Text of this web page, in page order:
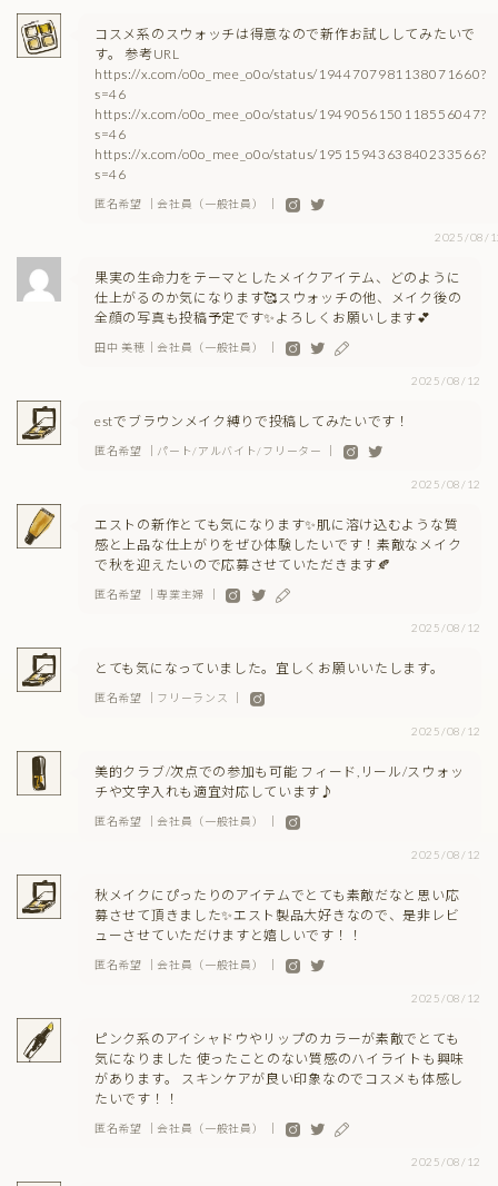
コスメ系のスウォッチは得意なので新作お試ししてみたいで
す。 参考URL
https://x.com/o0o_mee_o0o/status/1944707981138071660?
s=46
https://x.com/o0o_mee_o0o/status/1949056150118556047?
s=46
https://x.com/o0o_mee_o0o/status/1951594363840233566?
s=46
匿名希望 ｜会社員（一般社員） ｜
2025/08/
果実の生命力をテーマとしたメイクアイテム、どのように
仕上がるのか気になります🥰スウォッチの他、メイク後の
全顔の写真も投稿予定です✨よろしくお願いします💕
田中 美穂｜会社員（一般社員） ｜
2025/08/12
estでブラウンメイク縛りで投稿してみたいです！
匿名希望 ｜パート/アルバイト/フリーター ｜
2025/08/12
エストの新作とても気になります✨肌に溶け込むような質
感と上品な仕上がりをぜひ体験したいです！素敵なメイク
で秋を迎えたいので応募させていただきます🍂
匿名希望 ｜専業主婦 ｜
2025/08/12
とても気になっていました。宜しくお願いいたします。
匿名希望 ｜フリーランス ｜
2025/08/12
美的クラブ/次点での参加も可能 フィード,リール/スウォッ
チや文字入れも適宜対応しています♪
匿名希望 ｜会社員（一般社員） ｜
2025/08/12
秋メイクにぴったりのアイテムでとても素敵だなと思い応
募させて頂きました✨エスト製品大好きなので、是非レビ
ューさせていただけますと嬉しいです！！
匿名希望 ｜会社員（一般社員） ｜
2025/08/12
ピンク系のアイシャドウやリップのカラーが素敵でとても
気になりました 使ったことのない質感のハイライトも興味
があります。 スキンケアが良い印象なのでコスメも体感し
たいです！！
匿名希望 ｜会社員（一般社員） ｜
2025/08/12